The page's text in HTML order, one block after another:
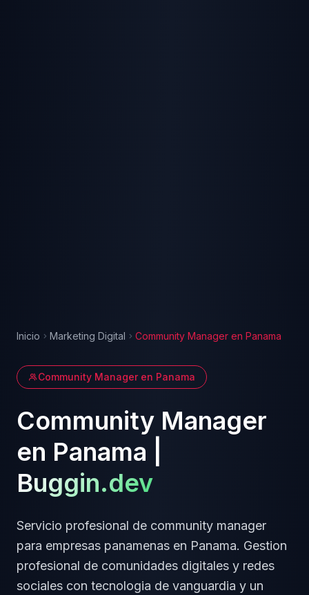
Inicio Marketing Digital Community Manager en Panama
Community Manageren Panama
Community Manager
en Panama
Buggin.dev
Servicio profesional de community manager
para empresas panamenas en Panama. Gestion
profesional de comunidades digitales y redes
sociales con tecnologia de vanguardia y un